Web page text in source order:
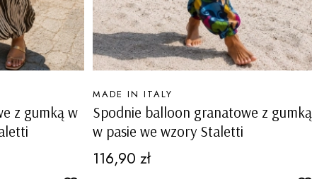
z gumką w
Spodnie balloon granatowe z gumką
w pasie we wzory Staletti
PRODUCENT
MADE IN ITALY
Cena
116,90 zł